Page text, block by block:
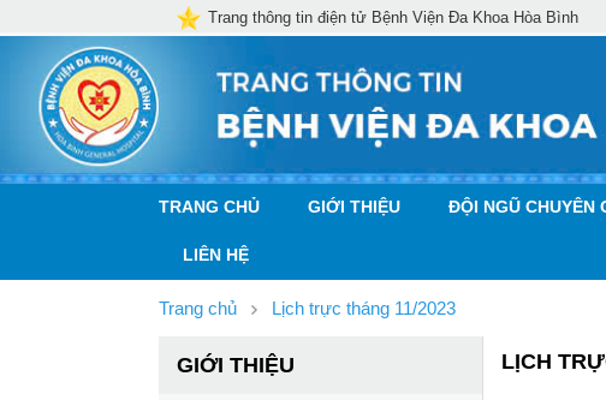
Trang thông tin điện tử Bệnh Viện Đa Khoa Hòa Bình
TRANG CHỦ GIỚI THIỆU ĐỘI NGŨ CHUYÊN
LIÊN HỆ
Trang chủ Lịch trực tháng 11/2023
GIỚI THIỆU LỊCH